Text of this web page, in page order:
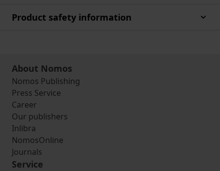
Product safety information
About Nomos
Nomos Publishing
Press Service
Career
Our publishers
Inlibra
NomosOnline
Journals
Service